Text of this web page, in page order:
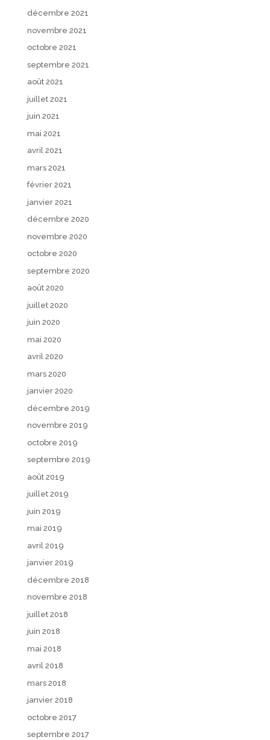
décembre 2021
novembre 2021
octobre 2021
septembre 2021
août 2021
juillet 2021
juin 2021
mai 2021
avril 2021
mars 2021
février 2021
janvier 2021
décembre 2020
novembre 2020
octobre 2020
septembre 2020
août 2020
juillet 2020
juin 2020
mai 2020
avril 2020
mars 2020
janvier 2020
décembre 2019
novembre 2019
octobre 2019
septembre 2019
août 2019
juillet 2019
juin 2019
mai 2019
avril 2019
janvier 2019
décembre 2018
novembre 2018
juillet 2018
juin 2018
mai 2018
avril 2018
mars 2018
janvier 2018
octobre 2017
septembre 2017